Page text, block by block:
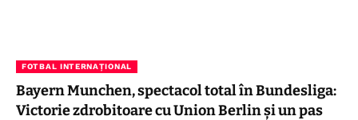
FOTBAL INTERNAȚIONAL
Bayern Munchen, spectacol total în Bundesliga:
Victorie zdrobitoare cu Union Berlin și un pas